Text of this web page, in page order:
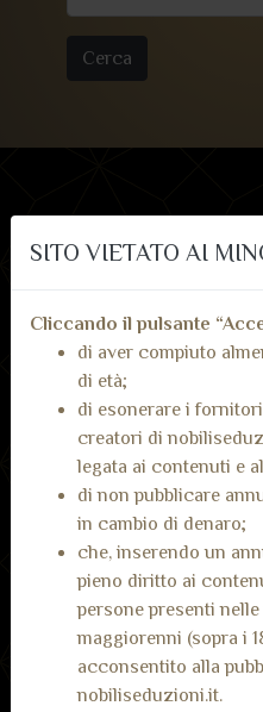
Cerca
Val d'Aosta
Piemonte
Lombardia
SITO VIETATO AI
Cliccando il pulsante
di aver compiuto
di età;
di esonerare i
creatori di
legata ai contenuti e
di non pubblicare
in cambio di denaro;
che, inserendo un
pieno diritto ai
persone presenti
maggiorenni (sopra i
acconsentito alla
nobiliseduzioni.it.